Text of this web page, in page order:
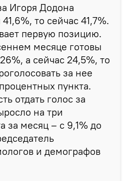
Игоря Додона
то сейчас 41,7%.
первую позицию.
месяце готовы
а сейчас 24,5%, то
за нее
пункта.
отдать голос за
на три
за месяц – с 9,1% до
и демографов